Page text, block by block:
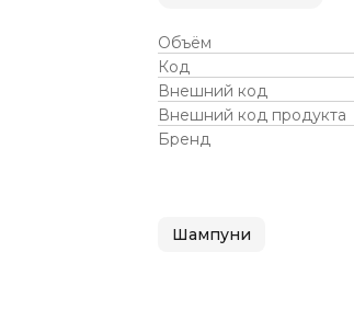
Объём
Код
Внешний код
Внешний код продукта
Бренд
Шампуни